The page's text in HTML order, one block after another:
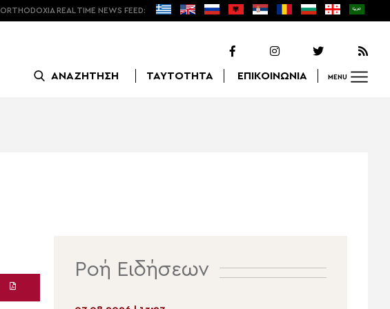
ORTHODOXIA REAL TIME NEWS FEED:
ΑΝΑΖΗΤΗΣΗ ΤΑΥΤΟΤΗΤΑ ΕΠΙΚΟΙΝΩΝΙΑ MENU
Ροή Ειδήσεων